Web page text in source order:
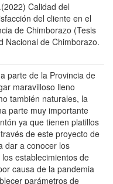
Calidad del
del cliente en el
de Chimborazo (Tesis
Nacional de Chimborazo.
parte de la Provincia de
maravilloso lleno
también naturales, la
parte muy importante
ya que tienen platillos
de este proyecto de
dar a conocer los
establecimientos de
causa de la pandemia
parámetros de